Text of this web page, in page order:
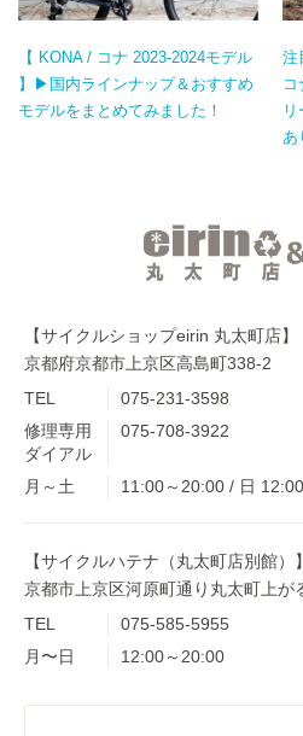
【 KONA / コナ 2023-2024モデル
】▶国内ラインナップ＆おすすめ
モデルをまとめてみました！
注
あ
【サイクルショップeirin 丸太町店】
京都府京都市上京区高島町338-2
TEL
075-231-3598
修理専用
ダイアル
075-708-3922
月～土 11:00～20:00 / 日
【サイクルハテナ（丸太町店別館）】
京都市上京区河原町通り丸太町上が
TEL
075-585-5955
月〜日
12:00～20:00